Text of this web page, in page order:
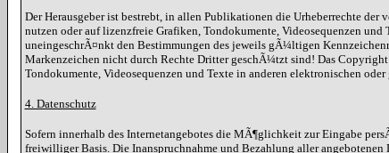
Der Herausgeber ist bestrebt, in allen Publikationen die Urheberrechte
nutzen oder auf lizenzfreie Grafiken, Tondokumente, Videosequenzen
uneingeschrÃ¤nkt den Bestimmungen des jeweils gÃ¼ltigen
Markenzeichen nicht durch Rechte Dritter geschÃ¼tzt sind! Das
Tondokumente, Videosequenzen und Texte in anderen elektronischen
4. Datenschutz
Sofern innerhalb des Internetangebotes die MÃ¶glichkeit zur Eingabe
freiwilliger Basis. Die Inanspruchnahme und Bezahlung aller angebotenen